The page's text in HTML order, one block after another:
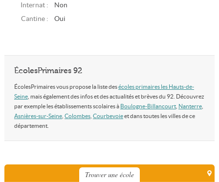
Internat :
Non
Cantine :
Oui
ÉcolesPrimaires 92
ÉcolesPrimaires vous propose la liste desécoles primaires les Hauts-de-
Seine, mais également des infos et des actualités et brèves du 92. Découvrez
par exemple les établissements scolaires à Boulogne-Billancourt, Nanterre,
Asnières-sur-Seine, Colombes, Courbevoieet dans toutes les villes de ce
département.
Trouver une école